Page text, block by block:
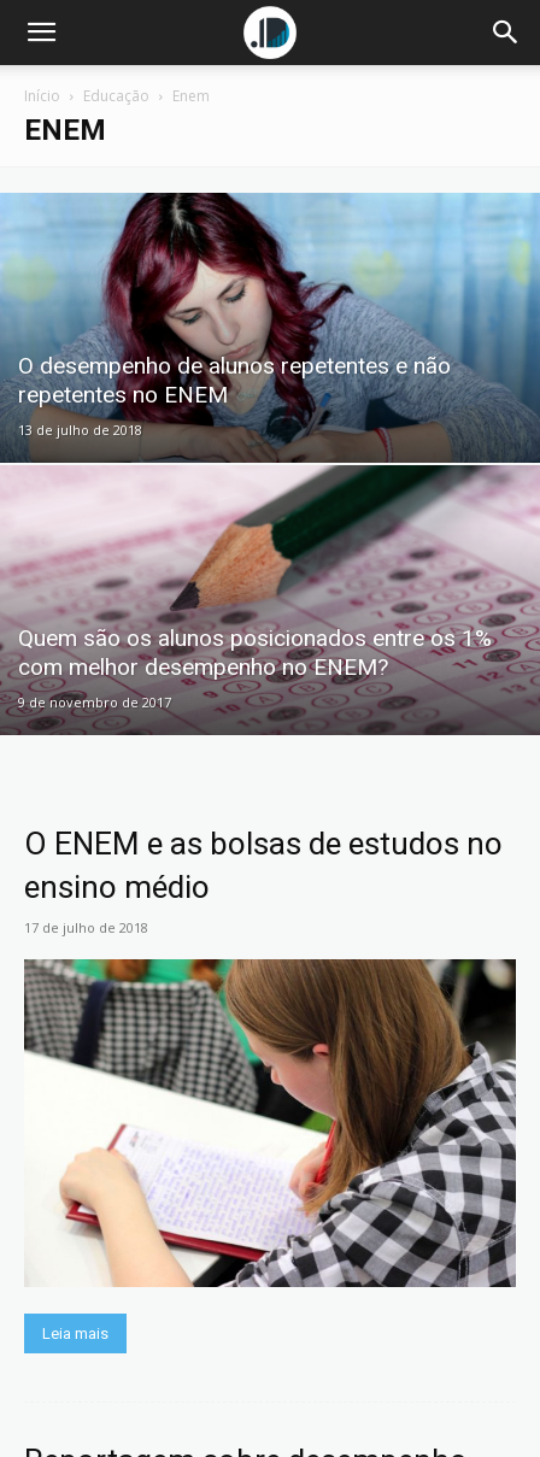
Início Educação Enem
ENEM
O desempenho de alunos repetentes e não
repetentes no ENEM
13 de julho de 2018
Quem são os alunos posicionados entre os 1%
com melhor desempenho no ENEM?
9 de novembro de 2017
O ENEM e as bolsas de estudos no
ensino médio
17 de julho de 2018
Leia mais